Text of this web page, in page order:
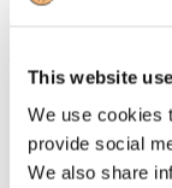
This website
We use cookies
provide social
We also share
cliccando
prima volta salvare
"memorizza i dati di